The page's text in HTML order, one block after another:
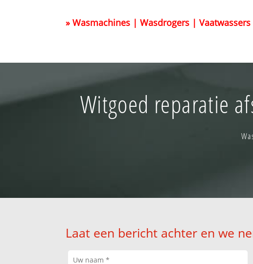
» Wasmachines | Wasdrogers | Vaatwassers
Witgoed reparatie
Laat een bericht achter en we